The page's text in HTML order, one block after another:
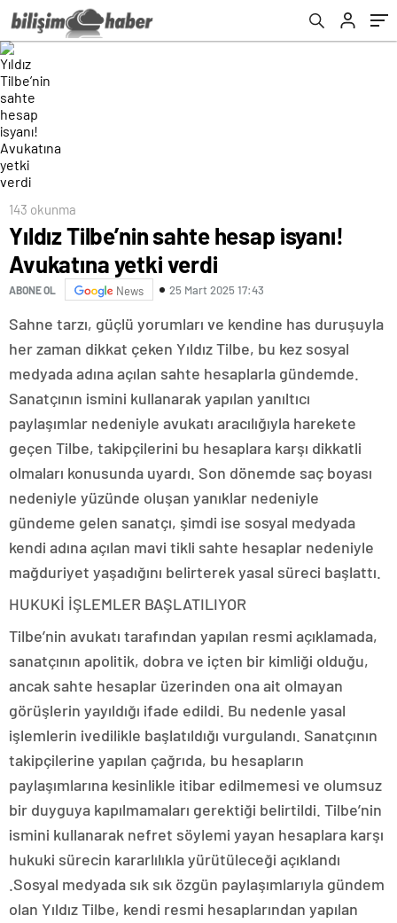
143 okunma
Yıldız Tilbe’nin sahte hesap isyanı!
Avukatına yetki verdi
ABONE OL News 25 Mart 2025 17:43
Sahne tarzı, güçlü yorumları ve kendine has duruşuyla
her zaman dikkat çeken Yıldız Tilbe, bu kez sosyal
medyada adına açılan sahte hesaplarla gündemde.
Sanatçının ismini kullanarak yapılan yanıltıcı
paylaşımlar nedeniyle avukatı aracılığıyla harekete
geçen Tilbe, takipçilerini bu hesaplara karşı dikkatli
olmaları konusunda uyardı. Son dönemde saç boyası
nedeniyle yüzünde oluşan yanıklar nedeniyle
gündeme gelen sanatçı, şimdi ise sosyal medyada
kendi adına açılan mavi tikli sahte hesaplar nedeniyle
mağduriyet yaşadığını belirterek yasal süreci başlattı.
HUKUKİ İŞLEMLER BAŞLATILIYOR
Tilbe’nin avukatı tarafından yapılan resmi açıklamada,
sanatçının apolitik, dobra ve içten bir kimliği olduğu,
ancak sahte hesaplar üzerinden ona ait olmayan
görüşlerin yayıldığı ifade edildi. Bu nedenle yasal
işlemlerin ivedilikle başlatıldığı vurgulandı. Sanatçının
takipçilerine yapılan çağrıda, bu hesapların
paylaşımlarına kesinlikle itibar edilmemesi ve olumsuz
bir duyguya kapılmamaları gerektiği belirtildi. Tilbe’nin
ismini kullanarak nefret söylemi yayan hesaplara karşı
hukuki sürecin kararlılıkla yürütüleceği açıklandı
.Sosyal medyada sık sık özgün paylaşımlarıyla gündem
olan Yıldız Tilbe, kendi resmi hesaplarından yapılan